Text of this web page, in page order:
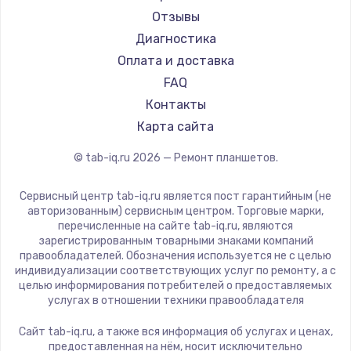
1330 руб.
Заказать
Замена видеокарты
2100 руб.
Заказать
3000 руб.
Заказать
Замена материнской платы
1590 руб.
Aquarius
Philips
Dell
HP
Getac
ZTE
CHUWI
Отзывы
Диагностика
Оплата и доставка
FAQ
Контакты
Карта сайта
© tab-iq.ru 2026 — Ремонт планшетов.
Сервисный центр tab-iq.ru является пост гарантийным (не
авторизованным) сервисным центром. Торговые марки,
перечисленные на сайте tab-iq.ru, являются
зарегистрированным товарными знаками компаний
правообладателей. Обозначения используется не с целью
индивидуализации соответствующих услуг по ремонту, а с
целью информирования потребителей о предоставляемых
услугах в отношении техники правообладателя
Сайт tab-iq.ru, а также вся информация об услугах и ценах,
предоставленная на нём, носит исключительно